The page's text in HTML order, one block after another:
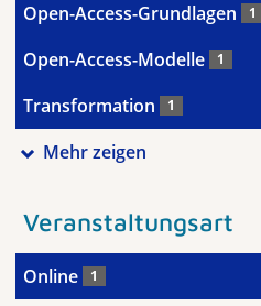
Open-Access-Grundlagen 1
Open-Access-Modelle 1
Transformation 1
Mehr zeigen
Veranstaltungsart
Online 1